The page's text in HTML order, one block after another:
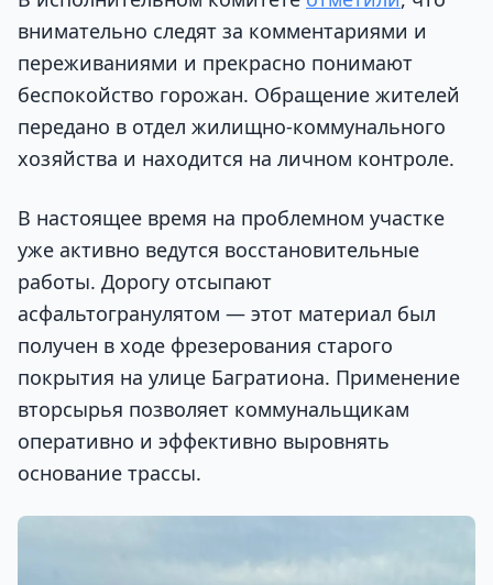
внимательно следят за комментариями и
переживаниями и прекрасно понимают
беспокойство горожан. Обращение жителей
передано в отдел жилищно-коммунального
хозяйства и находится на личном контроле.
В настоящее время на проблемном участке
уже активно ведутся восстановительные
работы. Дорогу отсыпают
асфальтогранулятом — этот материал был
получен в ходе фрезерования старого
покрытия на улице Багратиона. Применение
вторсырья позволяет коммунальщикам
оперативно и эффективно выровнять
основание трассы.